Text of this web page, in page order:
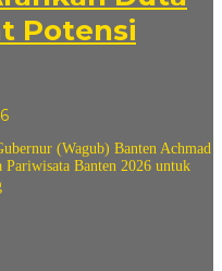
Potensi
oleh
sovian(Wagub) Banten Achmad
Banten 2026 untuk